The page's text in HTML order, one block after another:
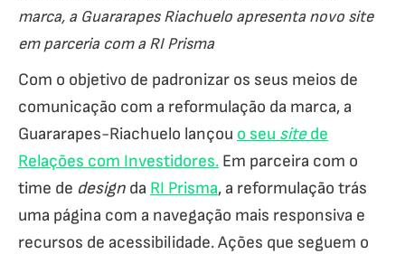
marca, a Guararapes Riachuelo apresenta novo site
em parceria com a RI Prisma
Com o objetivo de padronizar os seus meios de
comunicação com a reformulação da marca, a
Guararapes-Riachuelo lançou o seu sitede
Relações com Investidores. Em parceira com o
time de design da RI Prisma, a reformulação trás
uma página com a navegação mais responsiva e
recursos de acessibilidade. Ações que seguem o